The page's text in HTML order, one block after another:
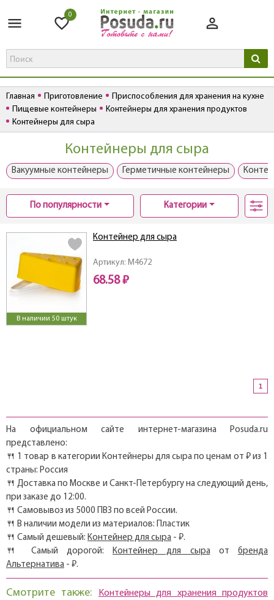
0
Главная Приготовление
Приспособления для хранения на кухне
Пищевые контейнеры
Контейнеры для хранения продуктов
Контейнеры для сыра
Контейнеры для сыра
Вакуумные контейнеры Герметичные контейнеры
По популярности Категории
В наличии 50 штук
Артикул: M4672
Контейнер для сыра
68.58 ₽
1
На официальном сайте интернет-магазина Posuda.ru
представлено:
🍴 1 товар в категории Контейнеры для сыра по ценам от ₽ из 1
страны: Россия
🍴 Доставка по Москве и Санкт-Петербургу на следующий день,
при заказе до 12:00.
🍴 Самовывоз из 5000 ПВЗ по всей России.
🍴 В наличии модели из материалов: Пластик
🍴 Самый дешевый: Контейнер для сыра - ₽.
🍴 Самый дорогой: Контейнер для сыраот бренда
Альтернатива - ₽.
Смотрите также:
Контейнеры для хранения продуктов